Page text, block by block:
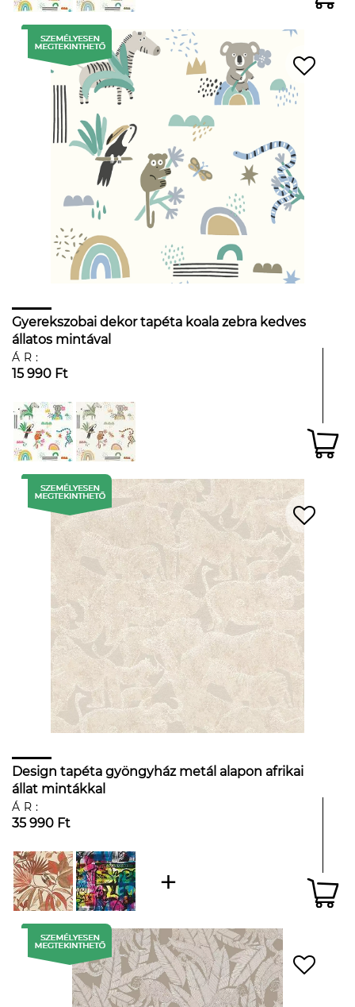
Gyerekszobai dekor tapéta koala zebra kedves
állatos mintával
ÁR:
15 990 Ft
Design tapéta gyöngyház metál alapon afrikai
állat mintákkal
ÁR:
35 990 Ft